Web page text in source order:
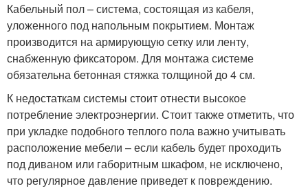
Кабельный пол – система, состоящая из кабеля,
уложенного под напольным покрытием. Монтаж
производится на армирующую сетку или ленту,
снабженную фиксатором. Для монтажа системе
обязательна бетонная стяжка толщиной до 4 см.
К недостаткам системы стоит отнести высокое
потребление электроэнергии. Стоит также отметить, что
при укладке подобного теплого пола важно учитывать
расположение мебели – если кабель будет проходить
под диваном или габоритным шкафом, не исключено,
что регулярное давление приведет к повреждению.